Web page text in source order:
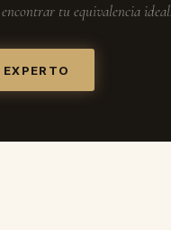
tu equivalencia ideal.